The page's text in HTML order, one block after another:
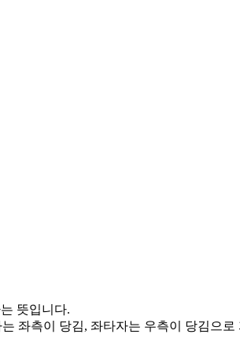
뜻입니다.
좌측이 당김, 좌타자는 우측이 당김으로